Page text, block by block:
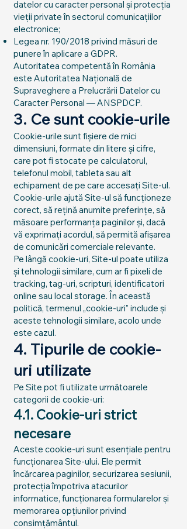
datelor cu caracter personal și protecția
vieții private în sectorul comunicațiilor
electronice;
Legea nr. 190/2018 privind măsuri de
punere în aplicare a GDPR.
Autoritatea competentă în România
este Autoritatea Națională de
Supraveghere a Prelucrării Datelor cu
Caracter Personal — ANSPDCP.
3. Ce sunt cookie-urile
Cookie-urile sunt fișiere de mici
dimensiuni, formate din litere și cifre,
care pot fi stocate pe calculatorul,
telefonul mobil, tableta sau alt
echipament de pe care accesați Site-ul.
Cookie-urile ajută Site-ul să funcționeze
corect, să rețină anumite preferințe, să
măsoare performanța paginilor și, dacă
vă exprimați acordul, să permită afișarea
de comunicări comerciale relevante.
Pe lângă cookie-uri, Site-ul poate utiliza
și tehnologii similare, cum ar fi pixeli de
tracking, tag-uri, scripturi, identificatori
online sau local storage. În această
politică, termenul „cookie-uri” include și
aceste tehnologii similare, acolo unde
este cazul.
4. Tipurile de cookie-
uri utilizate
Pe Site pot fi utilizate următoarele
categorii de cookie-uri:
4.1. Cookie-uri strict
necesare
Aceste cookie-uri sunt esențiale pentru
funcționarea Site-ului. Ele permit
încărcarea paginilor, securizarea sesiunii,
protecția împotriva atacurilor
informatice, funcționarea formularelor și
memorarea opțiunilor privind
consimțământul.